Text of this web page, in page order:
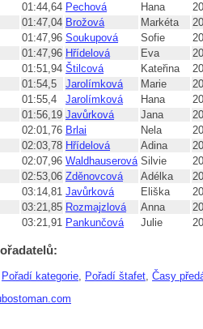
01:44,64 Pechová Hana
01:47,04 Brožová Markéta
01:47,96 Soukupová Sofie
01:47,96 Hřídelová Eva
01:51,94 Štilcová Kateřina
01:54,5 Jarolímková Marie
01:55,4 Jarolímková Hana
01:56,19 Javůrková Jana
02:01,76 Brlai Nela
02:03,78 Hřídelová Adina
02:07,96 Waldhauserová Silvie
02:53,06 Zděnovcová Adélka
03:14,81 Javůrková Eliška
03:21,85 Rozmajzlová Anna
03:21,91 Pankunčová Julie
Pořadí kategorie Pořadí štafet Časy